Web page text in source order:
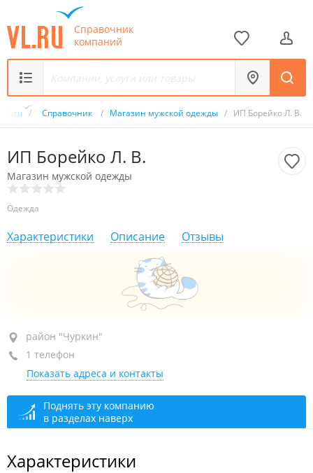
Справочник
компаний
VL.ru / Справочник / Магазин мужской одежды / ИП Борейко Л. В.
ИП Борейко Л. В.
Магазин мужской одежды
Одежда
Характеристики Описание Отзывы
район "Чуркин", ул. Окатовая, 28
ТЦ "Махаон", 2-й этаж, бут. 9
закрыто, откроется в 10:00
район "Чуркин"
1 телефон
Показать адреса и контакты
Поднять эту компанию
в разделах наверх
Характеристики